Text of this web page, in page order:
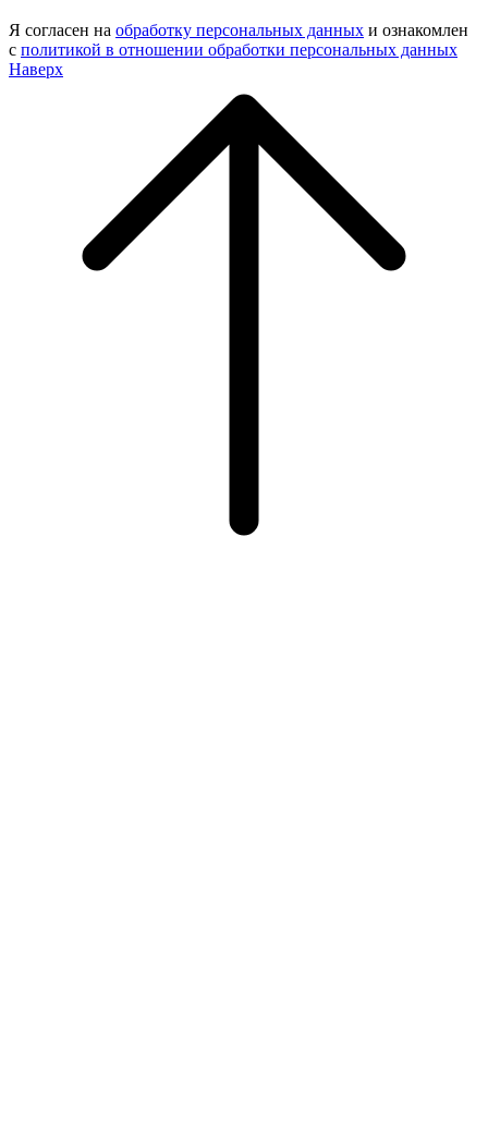
Я согласен на обработку персональных данных и ознакомлен
с политикой в отношении обработки персональных данных
Наверх